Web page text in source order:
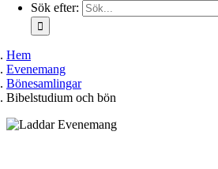
Sök efter:
Hem
Evenemang
Bönesamlingar
Bibelstudium och bön